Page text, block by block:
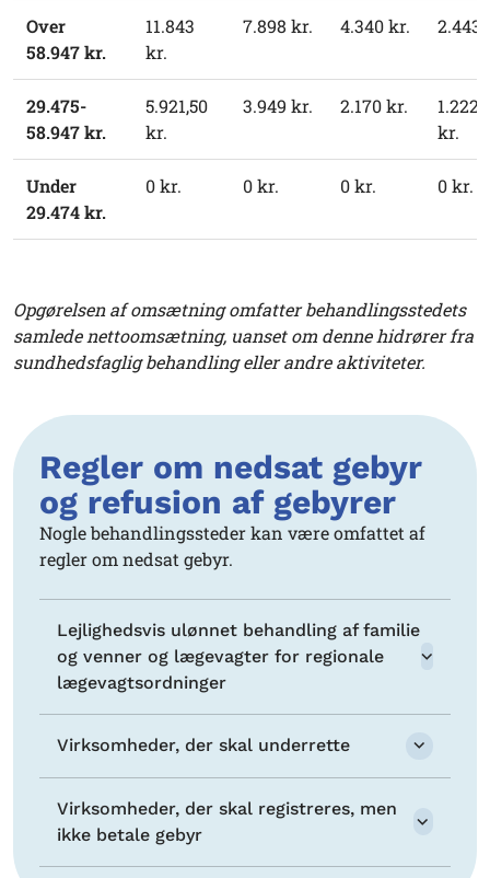
Over
58.947 kr.
11.843
kr.
7.898 kr. 4.340 kr. 2.443
29.475-
58.947 kr.
5.921,50
kr.
3.949 kr. 2.170 kr.
kr.
Under
29.474 kr.
0 kr. 0 kr. 0 kr. 0 kr.
Opgørelsen af omsætning omfatter behandlingsstedets
samlede nettoomsætning, uanset om denne hidrører fra
sundhedsfaglig behandling eller andre aktiviteter.
Regler om nedsat gebyr
og refusion af gebyrer
Nogle behandlingssteder kan være omfattet af
regler om nedsat gebyr.
Lejlighedsvis ulønnet behandling af familie
og venner og lægevagter for regionale
lægevagtsordninger
Virksomheder, der skal underrette
Virksomheder, der skal registreres, men
ikke betale gebyr